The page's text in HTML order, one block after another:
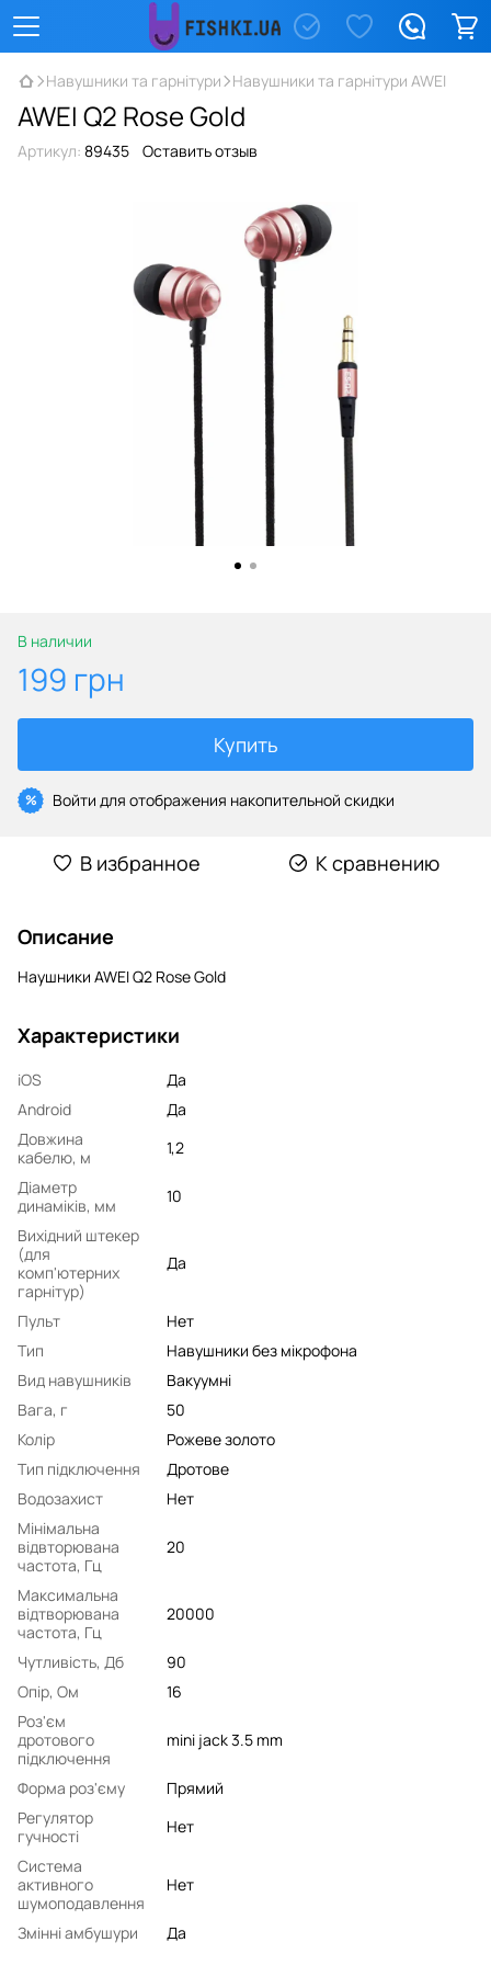
Навушники та гарнітури Навушники та гарнітури AWEI
AWEI Q2 Rose Gold
Артикул: 89435 Оставить отзыв
В наличии
199 грн
Купить
% Войти для отображения накопительной скидки
В избранное К сравнению
Описание
Наушники AWEI Q2 Rose Gold
Характеристики
iOS
Да
Android
Да
Довжина
кабелю, м
1,2
Діаметр
динаміків, мм
10
Вихідний штекер
(для
комп'ютерних
гарнітур)
Да
Пульт
Нет
Тип
Навушники без мікрофона
Вид навушників
Вакуумні
Вага, г
50
Колір
Рожеве золото
Тип підключення
Дротове
Водозахист
Нет
Мінімальна
відвторювана
частота, Гц
20
Максимальна
відтворювана
частота, Гц
20000
Чутливість, Дб
90
Опір, Ом
16
Роз'єм
дротового
підключення
mini jack 3.5 mm
Форма роз'єму
Прямий
Регулятор
гучності
Нет
Система
активного
шумоподавлення
Нет
Змінні амбушури Да